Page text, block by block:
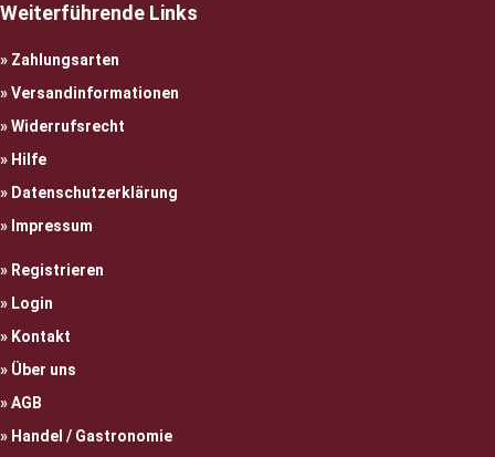
Weiterführende Links
Zahlungsarten
Versandinformationen
Widerrufsrecht
Hilfe
Datenschutzerklärung
Impressum
Registrieren
Login
Kontakt
Über uns
AGB
Handel / Gastronomie